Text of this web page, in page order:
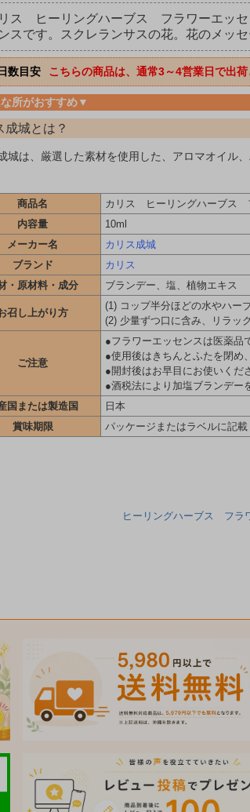
ス ヒーリングハーブス フラワーエッ
スです。スクレランサスの花。花のメッ
数目安 こちらの商品は、通常3～4営業日で出荷
所がおすすめ▼
成城とは？
城は、厳選した素材を使用した、アロマオイル
商品名
カリス ヒーリングハーブス
内容量
10ml
メーカー名
カリス成城
ブランド
カリス
・原材料・成分
ブランデー、塩、植物エキス
召し上がり方
(1) コップ半分ほどの水やハー
(2) 少量ずつ口に含み、リラッ
ご注意
●フラワーエッセンスは医薬品
●使用後はきちんとふたを閉め
●開封後はお早目にお使いくだ
●酒税法により加塩ブランデー
国または製造国
日本
賞味期限
パッケージまたはラベルに記載
ヒーリングハーブス フラ